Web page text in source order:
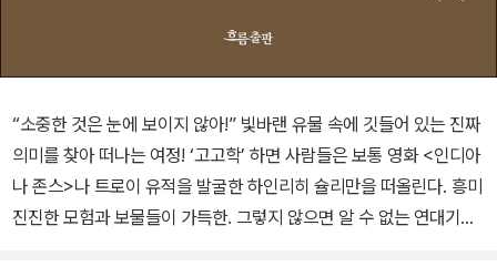
“소중한 것은 눈에 보이지 않아!” 빛바랜 유물 속에 깃들어 있는 진짜
의미를 찾아 떠나는 여정! ‘고고학’ 하면 사람들은 보통 영화 <인디아
나 존스>나 트로이 유적을 발굴한 하인리히 슐리만을 떠올린다. 흥미
진진한 모험과 보물들이 가득한. 그렇지 않으면 알 수 없는 연대기만